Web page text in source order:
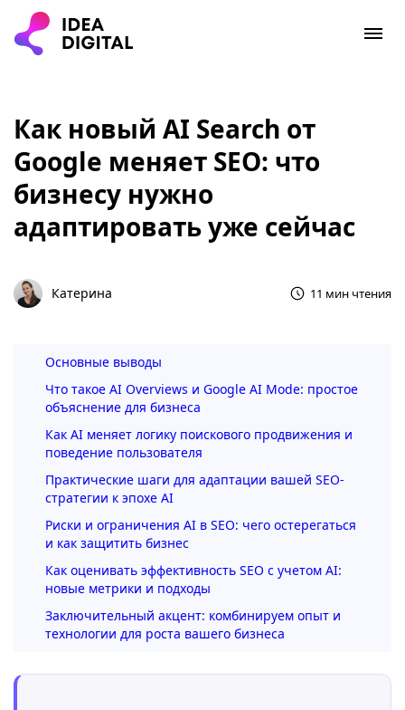
Как новый AI Search от
Google меняет SEO: что
бизнесу нужно
адаптировать уже сейчас
Катерина 11 мин чтения
Основные выводы
Что такое AI Overviews и Google AI Mode: простое
объяснение для бизнеса
Как AI меняет логику поискового продвижения и
поведение пользователя
Практические шаги для адаптации вашей SEO-
стратегии к эпохе AI
Риски и ограничения AI в SEO: чего остерегаться
и как защитить бизнес
Как оценивать эффективность SEO с учетом AI:
новые метрики и подходы
Заключительный акцент: комбинируем опыт и
технологии для роста вашего бизнеса